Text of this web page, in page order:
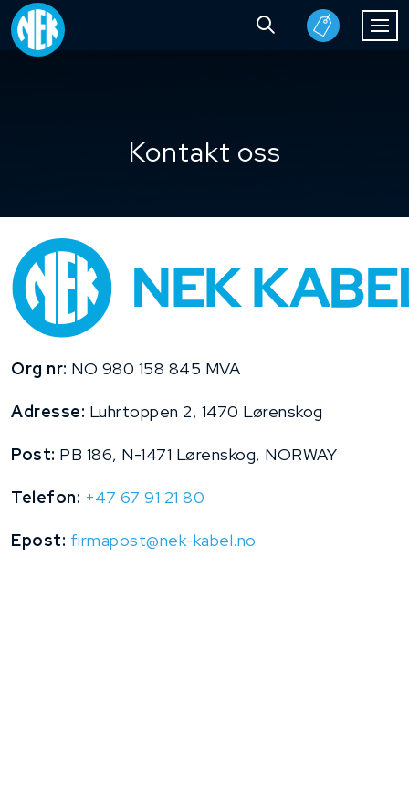
Kontakt oss
Org nr: NO 980 158 845 MVA
Adresse: Luhrtoppen 2, 1470 Lørenskog
Post: PB 186, N-1471 Lørenskog, NORWAY
Telefon: +47 67 91 21 80
Epost: firmapost@nek-kabel.no